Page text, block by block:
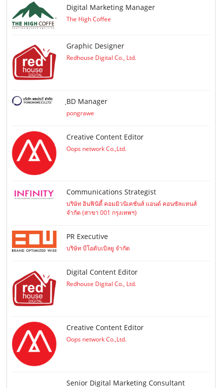
Digital Marketing Manager
The High Coffee
Graphic Designer
Redhouse Digital Co., Ltd.
ฺBD Manager
pongrawe
Creative Content Editor
Oops network Co.,Ltd.
Communications Strategist
บริษัท อินฟินิตี้ คอมมิวนิเคชั่นส์ แอนด์ คอนซัลแทนส์
จำกัด (สาขา 001 กรุงเทพฯ)
PR Executive
บริษัท บีโอดับเบิลยู จำกัด
Digital Content Editor
Redhouse Digital Co., Ltd.
Creative Content Editor
Oops network Co.,Ltd.
Senior Digital Marketing Consultant